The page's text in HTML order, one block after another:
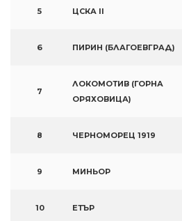
5 ЦСКА II
6 ПИРИН (БЛАГОЕВГРАД)
7
ЛОКОМОТИВ (ГОРНА
ОРЯХОВИЦА)
8 ЧЕРНОМОРЕЦ 1919
9 МИНЬОР
10 ЕТЪР